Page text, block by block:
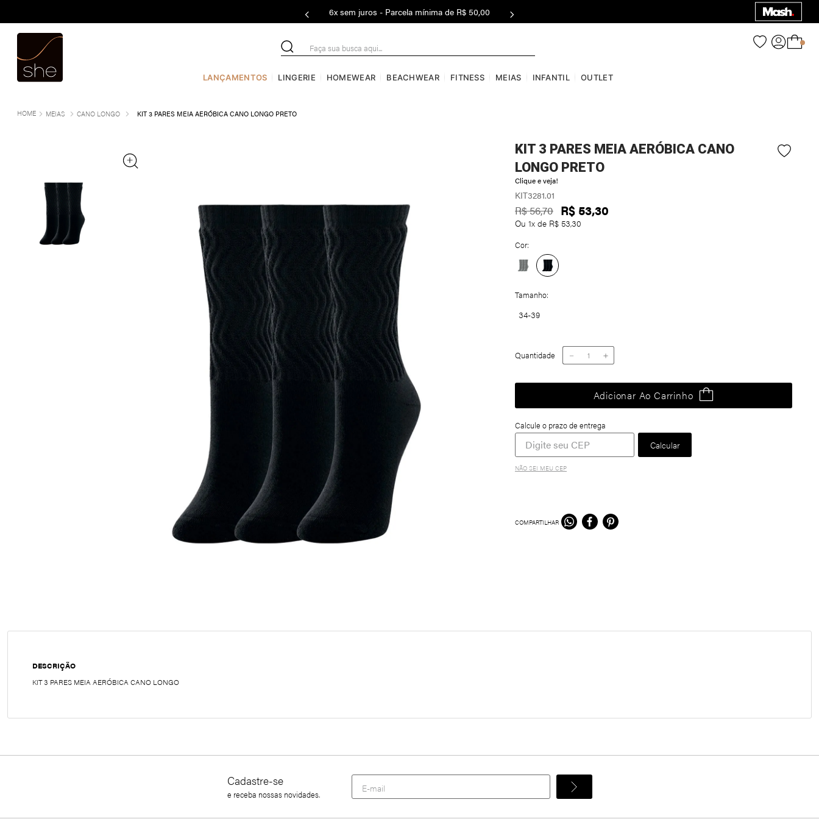
6x sem juros - Parcela mínima de R$ 50,00
Faça sua busca aqui...
LANÇAMENTOS LINGERIE HOMEWEAR BEACHWEAR FITNESS MEIAS INFANTIL OUTLET
0
MEIAS CANO LONGO KIT 3 PARES MEIA AERÓBICA CANO LONGO PRETO
KIT 3 PARES MEIA AERÓBICA CANO
LONGO PRETO
Clique e veja!
KIT3281.01
R$56,70 R$ 53,30
Ou 1x de R$ 53,30
Cor:
Tamanho
34-39
Quantidade ＋
－
Adicionar Ao Carrinho
NÃO SEI MEU CEP
COMPARTILHAR
DESCRIÇÃO
KIT 3 PARES MEIA AERÓBICA CANO LONGO
Cadastre-se
e receba nossas novidades.
TERMOS MAIS BUSCADOS
COSTURA
2º INFANTIL
3º FIO DENTAL
BASICO
BIQUÍNI
MAIO